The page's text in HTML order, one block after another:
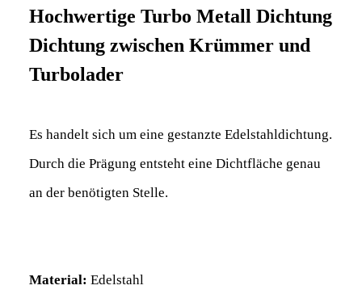
Hochwertige Turbo Metall Dichtung
Dichtung zwischen Krümmer und
Turbolader
Es handelt sich um eine gestanzte Edelstahldichtung.
Durch die Prägung entsteht eine Dichtfläche genau
an der benötigten Stelle.
Material: Edelstahl